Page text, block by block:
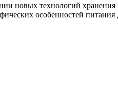
новых технологий хранения
особенностей питания